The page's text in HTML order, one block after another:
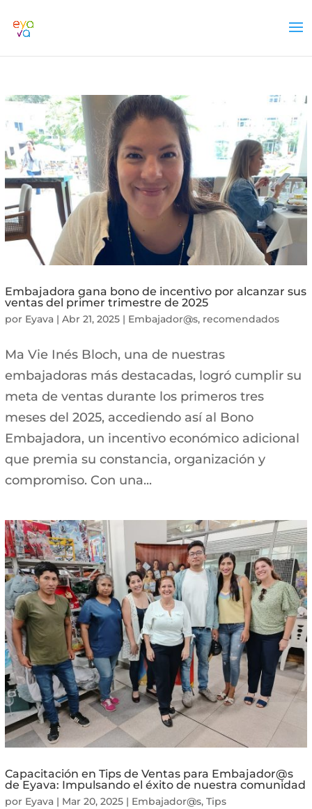
Embajadora gana bono de incentivo por alcanzar sus
ventas del primer trimestre de 2025
por Eyava| Abr 21, 2025| Embajador@s, recomendados
Ma Vie Inés Bloch, una de nuestras
embajadoras más destacadas, logró cumplir su
meta de ventas durante los primeros tres
meses del 2025, accediendo así al Bono
Embajadora, un incentivo económico adicional
que premia su constancia, organización y
compromiso. Con una...
Capacitación en Tips de Ventas para Embajador@s
de Eyava: Impulsando el éxito de nuestra comunidad
por Eyava| Mar 20, 2025| Embajador@s, Tips